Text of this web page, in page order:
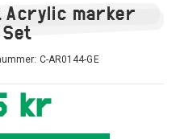
Acrylic marker
C-AR0144-GE
kr